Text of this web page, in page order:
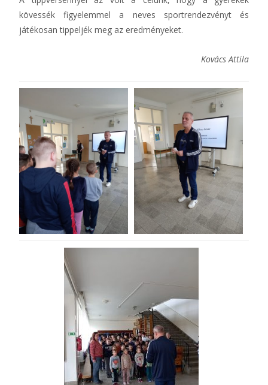
kövessék figyelemmel a neves sportrendezvényt és
játékosan tippeljék meg az eredményeket.
Kovács Attila